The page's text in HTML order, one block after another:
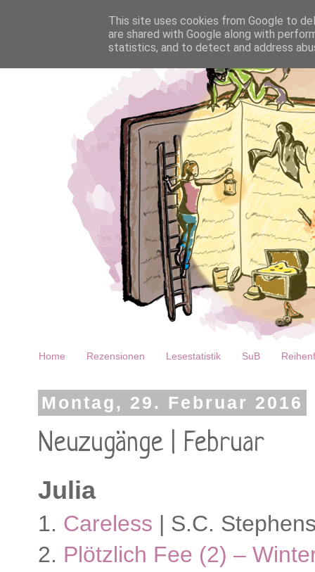
Home Rezensionen Lesestatistik SuB
Montag, 29. Februar 2016
Neuzugänge | Februar
Julia
1. Careless | S.C.
2. Plötzlich Fee (2) –
This site uses cookies from Google to
are shared with Google along with
statistics, and to detect and address